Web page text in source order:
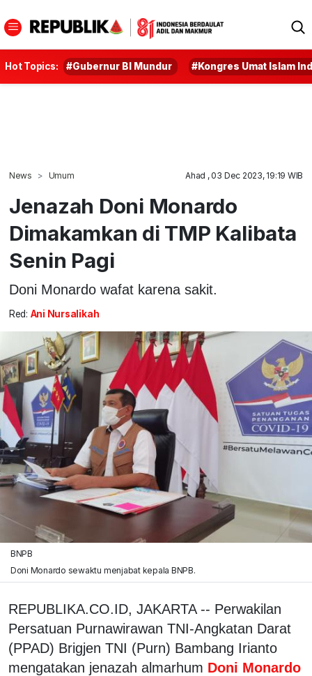
Hot Topics: #Gubernur BI Mundur #Kongres Umat Islam
News Umum Ahad , 03 Dec 2023, 19:19 WIB
Jenazah Doni Monardo
Dimakamkan di TMP Kalibata
Senin Pagi
Doni Monardo wafat karena sakit.
Red: Ani Nursalikah
BNPB
Doni Monardo sewaktu menjabat kepala BNPB.
REPUBLIKA.CO.ID, JAKARTA -- Perwakilan
Persatuan Purnawirawan TNI-Angkatan Darat
(PPAD) Brigjen TNI (Purn) Bambang Irianto
mengatakan jenazah almarhum Doni Monardo